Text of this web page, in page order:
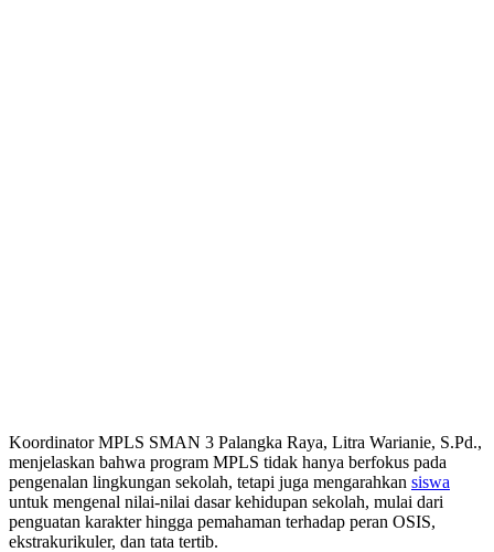
Koordinator MPLS SMAN 3 Palangka Raya, Litra Warianie, S.Pd.,
menjelaskan bahwa program MPLS tidak hanya berfokus pada
pengenalan lingkungan sekolah, tetapi juga mengarahkan siswa
untuk mengenal nilai-nilai dasar kehidupan sekolah, mulai dari
penguatan karakter hingga pemahaman terhadap peran OSIS,
ekstrakurikuler, dan tata tertib.